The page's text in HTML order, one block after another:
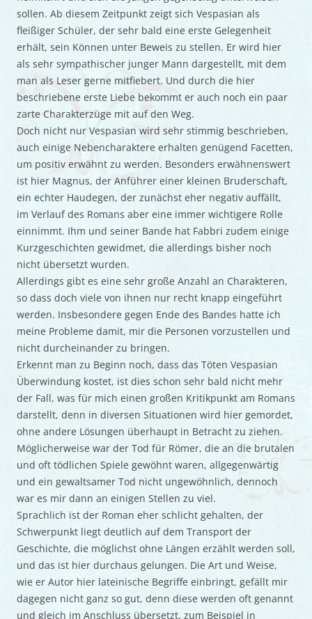
sollen. Ab diesem Zeitpunkt zeigt sich Vespasian als
fleißiger Schüler, der sehr bald eine erste Gelegenheit
erhält, sein Können unter Beweis zu stellen. Er wird hier
als sehr sympathischer junger Mann dargestellt, mit dem
man als Leser gerne mitfiebert. Und durch die hier
beschriebene erste Liebe bekommt er auch noch ein paar
zarte Charakterzüge mit auf den Weg.
Doch nicht nur Vespasian wird sehr stimmig beschrieben,
auch einige Nebencharaktere erhalten genügend Facetten,
um positiv erwähnt zu werden. Besonders erwähnenswert
ist hier Magnus, der Anführer einer kleinen Bruderschaft,
ein echter Haudegen, der zunächst eher negativ auffällt,
im Verlauf des Romans aber eine immer wichtigere Rolle
einnimmt. Ihm und seiner Bande hat Fabbri zudem einige
Kurzgeschichten gewidmet, die allerdings bisher noch
nicht übersetzt wurden.
Allerdings gibt es eine sehr große Anzahl an Charakteren,
so dass doch viele von ihnen nur recht knapp eingeführt
werden. Insbesondere gegen Ende des Bandes hatte ich
meine Probleme damit, mir die Personen vorzustellen und
nicht durcheinander zu bringen.
Erkennt man zu Beginn noch, dass das Töten Vespasian
Überwindung kostet, ist dies schon sehr bald nicht mehr
der Fall, was für mich einen großen Kritikpunkt am Romans
darstellt, denn in diversen Situationen wird hier gemordet,
ohne andere Lösungen überhaupt in Betracht zu ziehen.
Möglicherweise war der Tod für Römer, die an die brutalen
und oft tödlichen Spiele gewöhnt waren, allgegenwärtig
und ein gewaltsamer Tod nicht ungewöhnlich, dennoch
war es mir dann an einigen Stellen zu viel.
Sprachlich ist der Roman eher schlicht gehalten, der
Schwerpunkt liegt deutlich auf dem Transport der
Geschichte, die möglichst ohne Längen erzählt werden soll,
und das ist hier durchaus gelungen. Die Art und Weise,
wie er Autor hier lateinische Begriffe einbringt, gefällt mir
dagegen nicht ganz so gut, denn diese werden oft genannt
und gleich im Anschluss übersetzt, zum Beispiel in